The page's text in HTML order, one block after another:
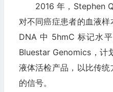
2016 年，Stephen
对不同癌症患者的血液
DNA 中 5hmC 标记水
Bluestar Genomics，计
液体活检产品，以比传
的信号。